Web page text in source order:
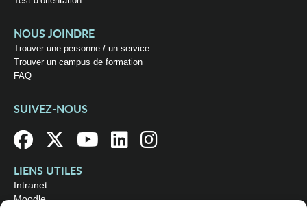
NOUS JOINDRE
Trouver une personne / un service
Trouver un campus de formation
FAQ
SUIVEZ-NOUS
LIENS UTILES
Intranet
Moodle